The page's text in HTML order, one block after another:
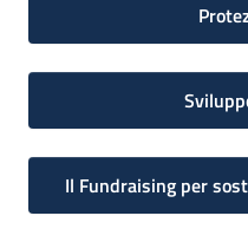
Il Fundraising per